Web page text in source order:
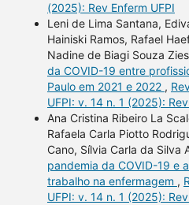
(2025): Rev Enferm UFPI
Leni de Lima Santana,
Hainiski Ramos, Rafael
Nadine de Biagi Souza
da COVID-19 entre
Paulo em 2021 e 2022 ,
UFPI: v. 14 n. 1 (2025):
Ana Cristina Ribeiro La
Rafaela Carla Piotto
Cano, Sílvia Carla da Silva
pandemia da COVID-19 e
trabalho na enfermagem ,
UFPI: v. 14 n. 1 (2025):